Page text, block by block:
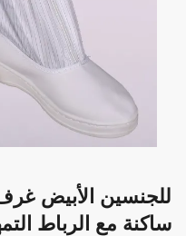
الأبيض غرف
مع الرباط